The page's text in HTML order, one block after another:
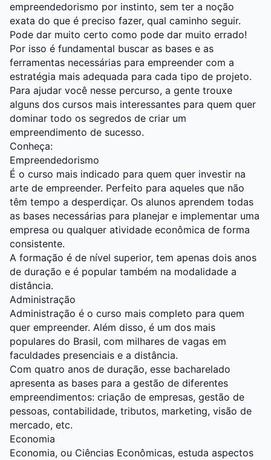
empreendedorismo por instinto, sem ter a noção
exata do que é preciso fazer, qual caminho seguir.
Pode dar muito certo como pode dar muito errado!
Por isso é fundamental buscar as bases e as
ferramentas necessárias para empreender com a
estratégia mais adequada para cada tipo de projeto.
Para ajudar você nesse percurso, a gente trouxe
alguns dos cursos mais interessantes para quem quer
dominar todo os segredos de criar um
empreendimento de sucesso.
Conheça:
Empreendedorismo
É o curso mais indicado para quem quer investir na
arte de empreender. Perfeito para aqueles que não
têm tempo a desperdiçar. Os alunos aprendem todas
as bases necessárias para planejar e implementar uma
empresa ou qualquer atividade econômica de forma
consistente.
A formação é de nível superior, tem apenas dois anos
de duração e é popular também na modalidade a
distância.
Administração
Administração é o curso mais completo para quem
quer empreender. Além disso, é um dos mais
populares do Brasil, com milhares de vagas em
faculdades presenciais e a distância.
Com quatro anos de duração, esse bacharelado
apresenta as bases para a gestão de diferentes
empreendimentos: criação de empresas, gestão de
pessoas, contabilidade, tributos, marketing, visão de
mercado, etc.
Economia
Economia, ou Ciências Econômicas, estuda aspectos